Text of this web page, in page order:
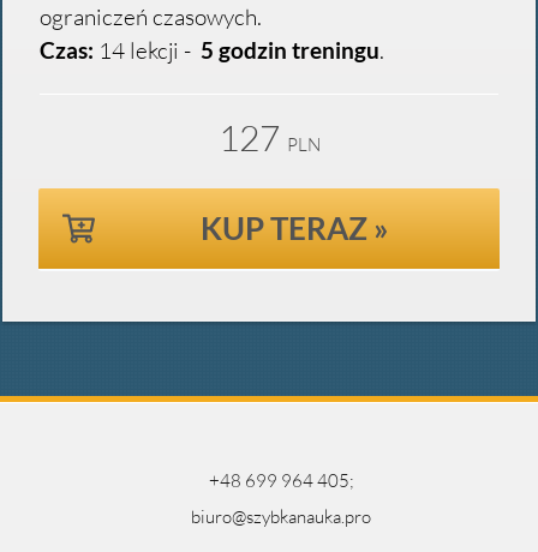
ograniczeń czasowych.
Czas: 14 lekcji - 5 godzin treningu.
127 PLN
KUP TERAZ »
+48 699 964 405;
biuro@szybkanauka.pro